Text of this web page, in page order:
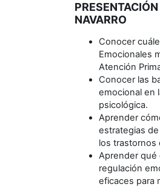
NAVARRO
Conocer
Emocionales
Atención
Conocer las
emocional en
psicológica.
Aprender
estrategias
los trastornos
Aprender qué
regulación
eficaces para